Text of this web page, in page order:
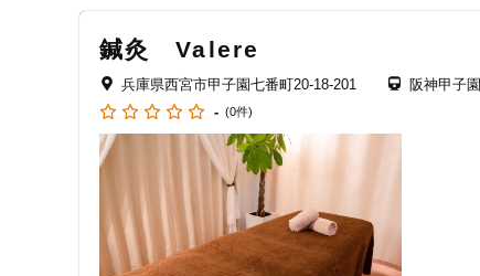
鍼灸 Valere
兵庫県西宮市甲子園七番町20-18-201
阪神甲子園
- (0件)